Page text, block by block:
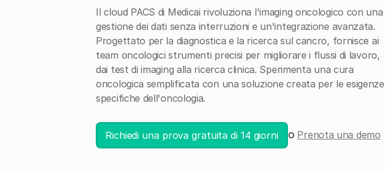
Il cloud PACS di Medicai rivoluziona l'imaging oncologico con una
gestione dei dati senza interruzioni e un'integrazione avanzata.
Progettato per la diagnostica e la ricerca sul cancro, fornisce ai
team oncologici strumenti precisi per migliorare i flussi di lavoro,
dai test di imaging alla ricerca clinica. Sperimenta una cura
oncologica semplificata con una soluzione creata per le esigenze
specifiche dell'oncologia.
Richiedi una prova gratuita di 14 giorni o Prenota una demo